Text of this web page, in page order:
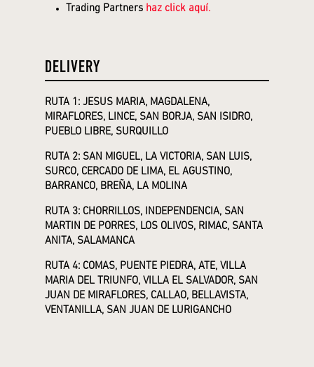
Trading Partners haz click aquí.
DELIVERY
RUTA 1: JESUS MARIA, MAGDALENA,
MIRAFLORES, LINCE, SAN BORJA, SAN ISIDRO,
PUEBLO LIBRE, SURQUILLO
RUTA 2: SAN MIGUEL, LA VICTORIA, SAN LUIS,
SURCO, CERCADO DE LIMA, EL AGUSTINO,
BARRANCO, BREÑA, LA MOLINA
RUTA 3: CHORRILLOS, INDEPENDENCIA, SAN
MARTIN DE PORRES, LOS OLIVOS, RIMAC, SANTA
ANITA, SALAMANCA
RUTA 4: COMAS, PUENTE PIEDRA, ATE, VILLA
MARIA DEL TRIUNFO, VILLA EL SALVADOR, SAN
JUAN DE MIRAFLORES, CALLAO, BELLAVISTA,
VENTANILLA, SAN JUAN DE LURIGANCHO